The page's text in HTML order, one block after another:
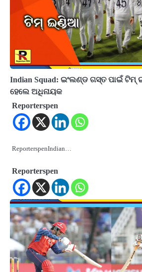
Indian Squad: ଇଂଲଣ୍ଡ ଗସ୍ତ ପାଇଁ
ହେଲେ ଅଧିନାୟକ
Reporterspen
ReporterspenIndian…
Reporterspen